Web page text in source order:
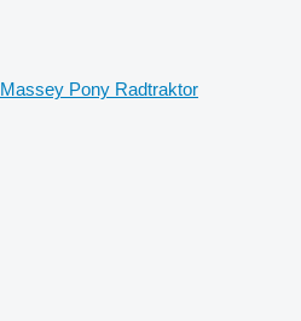
Massey Pony Radtraktor